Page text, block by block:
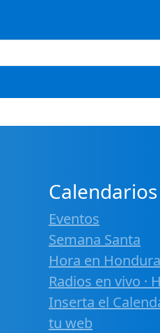
Calendarios
Eventos
Semana Santa
Hora en
Radios en vivo ·
Inserta el
tu web